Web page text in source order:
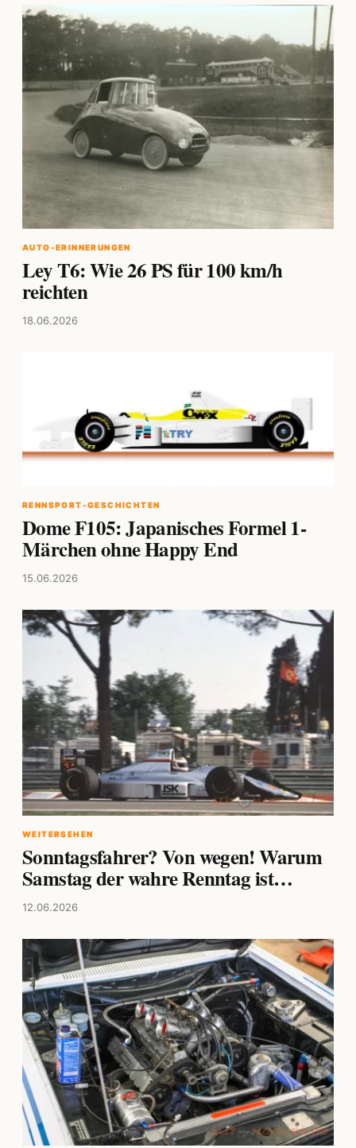
AUTO-ERINNERUNGEN
Ley T6: Wie 26 PS für 100 km/h
reichten
18.06.2026
RENNSPORT-GESCHICHTEN
Dome F105: Japanisches Formel 1-
Märchen ohne Happy End
15.06.2026
WEITERSEHEN
Sonntagsfahrer? Von wegen! Warum
Samstag der wahre Renntag ist…
12.06.2026